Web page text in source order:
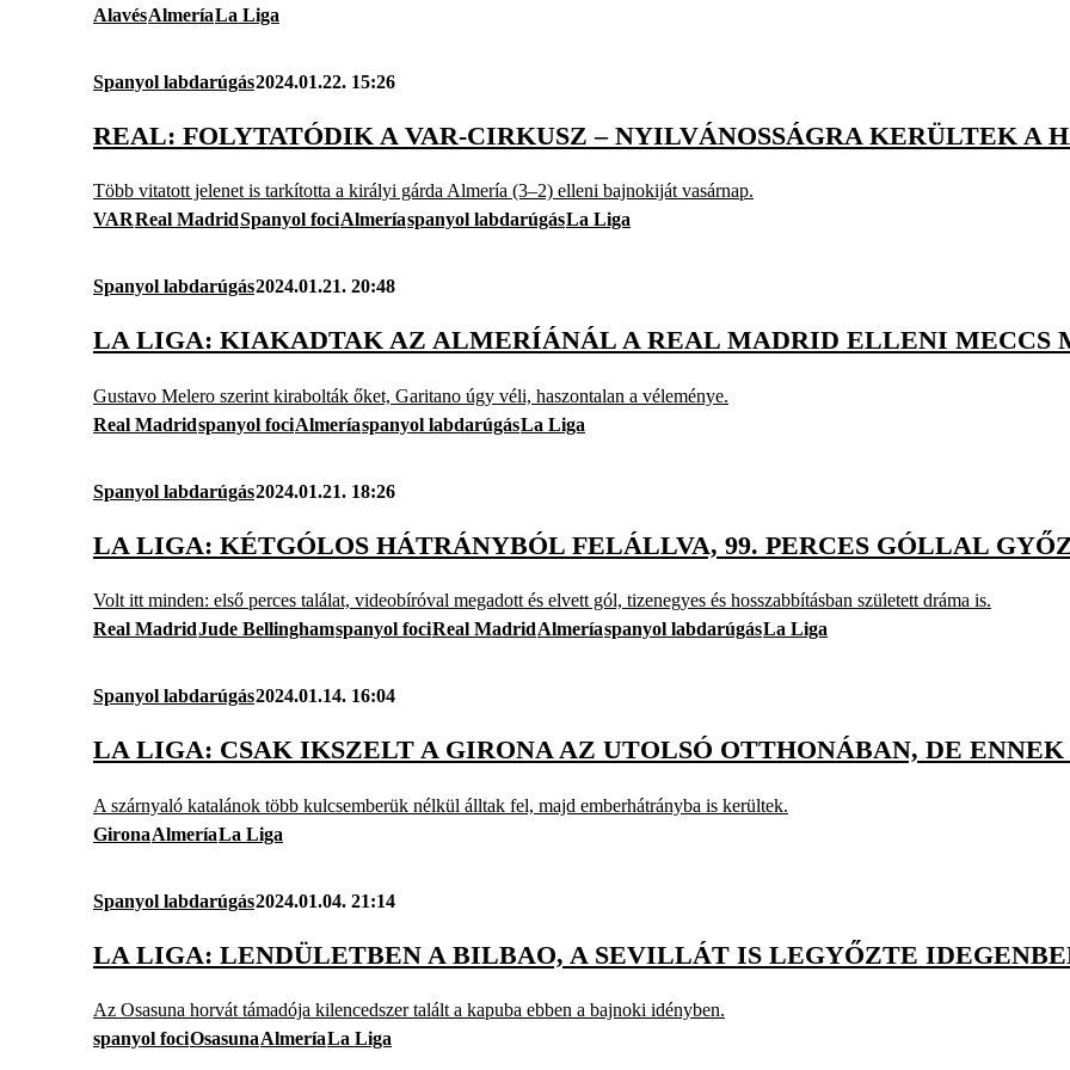
AlavésAlmeríaLa Liga
Spanyol labdarúgás2024.01.22. 15:26
REAL: FOLYTATÓDIK A VAR-CIRKUSZ – NYILVÁNOSSÁGRA KERÜLTEK A
Több vitatott jelenet is tarkította a királyi gárda Almería (3–2) elleni bajnokiját vasárnap.
VARReal MadridSpanyol fociAlmeríaspanyol labdarúgásLa Liga
Spanyol labdarúgás2024.01.21. 20:48
LA LIGA: KIAKADTAK AZ ALMERÍÁNÁL A REAL MADRID ELLENI MECCS
Gustavo Melero szerint kirabolták őket, Garitano úgy véli, haszontalan a véleménye.
Real Madridspanyol fociAlmeríaspanyol labdarúgásLa Liga
Spanyol labdarúgás2024.01.21. 18:26
LA LIGA: KÉTGÓLOS HÁTRÁNYBÓL FELÁLLVA, 99. PERCES GÓLLAL
Volt itt minden: első perces találat, videobíróval megadott és elvett gól, tizenegyes és hosszabbításban született dráma is.
Real MadridJude Bellinghamspanyol fociReal MadridAlmeríaspanyol labdarúgásLa Liga
Spanyol labdarúgás2024.01.14. 16:04
LA LIGA: CSAK IKSZELT A GIRONA AZ UTOLSÓ OTTHONÁBAN, DE
A szárnyaló katalánok több kulcsemberük nélkül álltak fel, majd emberhátrányba is kerültek.
GironaAlmeríaLa Liga
Spanyol labdarúgás2024.01.04. 21:14
LA LIGA: LENDÜLETBEN A BILBAO, A SEVILLÁT IS LEGYŐZTE
Az Osasuna horvát támadója kilencedszer talált a kapuba ebben a bajnoki idényben.
spanyol fociOsasunaAlmeríaLa Liga